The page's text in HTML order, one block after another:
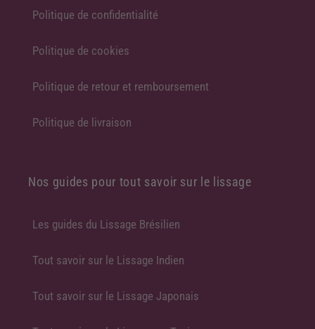
Politique de confidentialité
Politique de cookies
Politique de retour et remboursement
Politique de livraison
Nos guides pour tout savoir sur le lissage
Les guides du Lissage Brésilien
Tout savoir sur le Lissage Indien
Tout savoir sur le Lissage Japonais